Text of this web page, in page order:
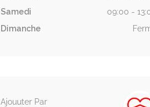
Samedi
09:00 -
Dimanche
Ajouuter Par